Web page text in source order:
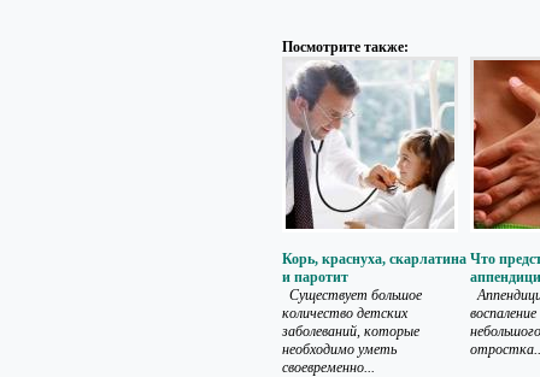
Посмотрите также:
Корь, краснуха, скарлатина
и паротит
Существует большое
количество детских
заболеваний, которые
необходимо уметь
своевременно...
Что